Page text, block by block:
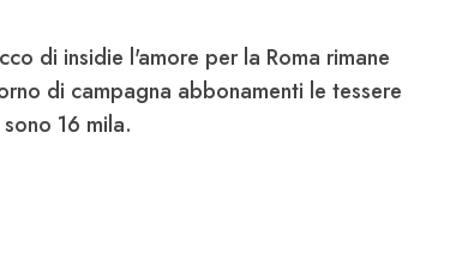
di insidie l'amore per la Roma rimane
di campagna abbonamenti le tessere
16 mila.